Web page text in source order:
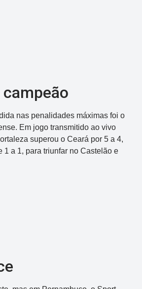
nas penalidades máximas foi o
Em jogo transmitido ao vivo
superou o Ceará por 5 a 4,
1 a 1, para triunfar no Castelão e